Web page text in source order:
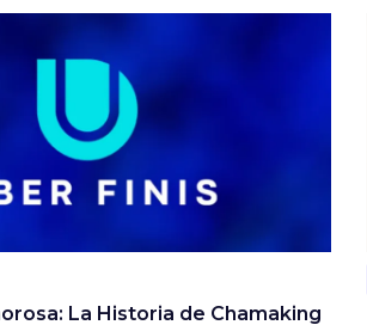
La Historia de Chamaking